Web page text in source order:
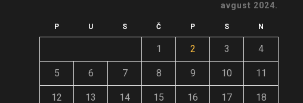
avgust 2024.
P U S Č P S N
1 2 3 4
5 6 7 8 9 10 11
12 13 14 15 16 17 18